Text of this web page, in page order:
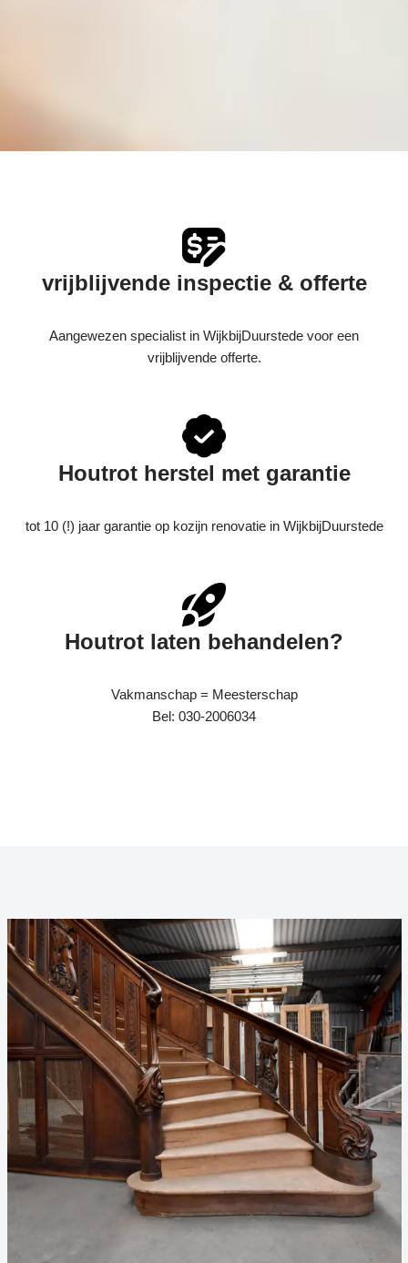
vrijblijvende inspectie & offerte
Aangewezen specialist in WijkbijDuurstede voor een
vrijblijvende offerte.
Houtrot herstel met garantie
tot 10 (!) jaar garantie op kozijn renovatie in WijkbijDuurstede
Houtrot laten behandelen?
Vakmanschap = Meesterschap
Bel: 030-2006034